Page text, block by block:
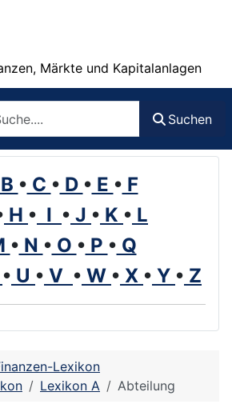
Märkte und Kapitalanlagen
Suchen
B • C • D • E • F
H • I • J • K • L
• N • O • P • Q
• U • V • W • X • Y • Z
Lexikon
Lexikon A Abteilung